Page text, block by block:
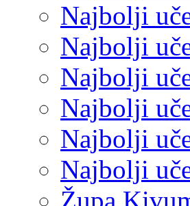
Najbolji
Najbolji
Najbolji
Najbolji
Najbolji
Najbolji